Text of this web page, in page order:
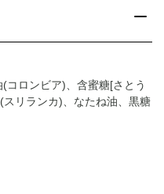
コロンビア)、含蜜糖[さとう
リランカ)、なたね油、黒糖